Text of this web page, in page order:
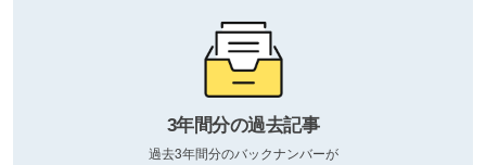
3年間分の過去記事
過去3年間分のバックナンバーが